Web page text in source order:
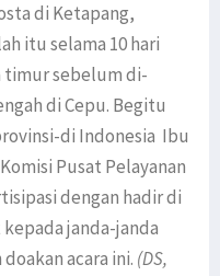
di Ketapang,
itu selama 10 hari
timur sebelum di-
di Cepu. Begitu
di Indonesia Ibu
Pusat Pelayanan
dengan hadir di
janda-janda
acara ini. (DS,